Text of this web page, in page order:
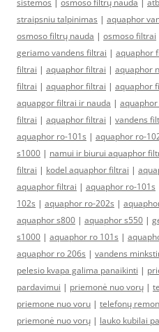
sistemos | osmoso filtrų nauda |
straipsniu talpinimas | aquaphor
osmoso filtrų nauda | osmoso filtrai
geriamo vandens filtrai | aquaphor
filtrai | aquaphor filtrai | aquaphor
filtrai | aquaphor filtrai | aquaphor
aquapgor filtrai ir nauda |
filtrai | aquaphor filtrai | vandens
aquaphor ro-101s | aquaphor ro-
s1000 | namui ir biurui aquaphor
filtrai | kodel aquaphor filtrai |
aquaphor filtrai | aquaphor ro-101s
102s | aquaphor ro-202s |
aquaphor s800 | aquaphor s550 |
s1000 | aquaphor ro 101s |
aquaphor ro 206s | vandens
pelesio kvapa galima panaikinti |
pardavimui | priemonė nuo vorų |
priemone nuo voru | telefonų
priemonė nuo vorų | lauko kubilai